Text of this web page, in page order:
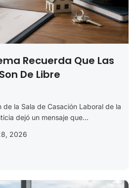
Recuerda Que Las
De Libre
de la Sala de Casación Laboral de la
dejó un mensaje que...
2026